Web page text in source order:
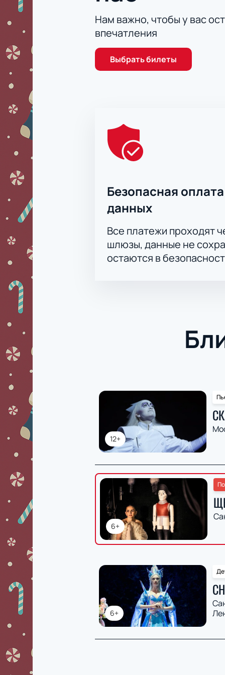
Нам важно, чтобы у вас
впечатления
Выбрать билеты
Безопасная
данных
Все платежи проходят
шлюзы, данные не
остаются в
12+
6+
6+